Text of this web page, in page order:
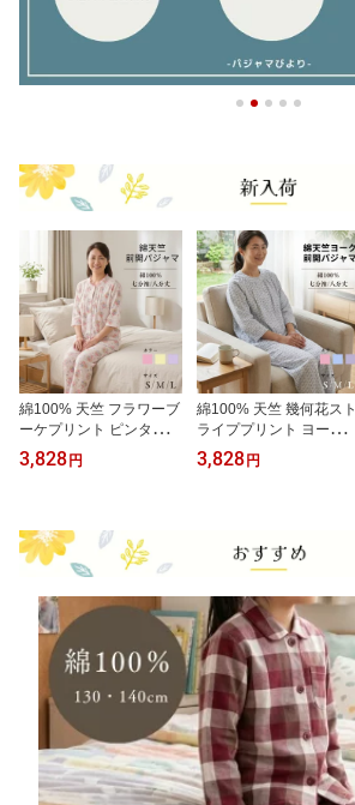
綿100% 天竺 フラワーブ
ーケプリント ピンタック
フリル 7分袖 8分丈パン
ツ 前開き レディースパ
3,828 円
綿100% 天竺 幾何花スト
ライププリント ヨーク衿
7分袖 8分丈パンツ 前開
き レディースパジャマ
3,828 円